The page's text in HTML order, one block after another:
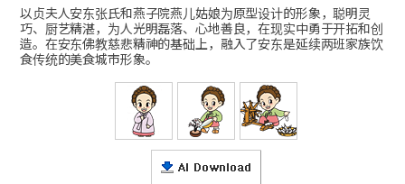
以贞夫人安东张氏和燕子院燕儿姑娘为原型设计的形象，聪明灵
巧、厨艺精湛，为人光明磊落、心地善良，在现实中勇于开拓和创
造。在安东佛教慈悲精神的基础上，融入了安东是延续两班家族饮
食传统的美食城市形象。